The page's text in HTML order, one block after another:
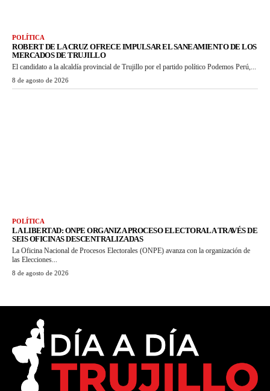
POLÍTICA
ROBERT DE LA CRUZ OFRECE IMPULSAR EL SANEAMIENTO DE LOS
MERCADOS DE TRUJILLO
El candidato a la alcaldía provincial de Trujillo por el partido político Podemos Perú,...
8 de agosto de 2026
POLÍTICA
LA LIBERTAD: ONPE ORGANIZA PROCESO ELECTORAL A TRAVÉS DE
SEIS OFICINAS DESCENTRALIZADAS
La Oficina Nacional de Procesos Electorales (ONPE) avanza con la organización de
las Elecciones...
8 de agosto de 2026